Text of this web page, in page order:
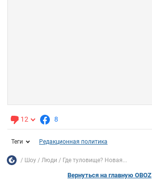
12 8
Теги Редакционная политика
Шоу Люди Где туловище? Новая...
Вернуться на главную OBOZ